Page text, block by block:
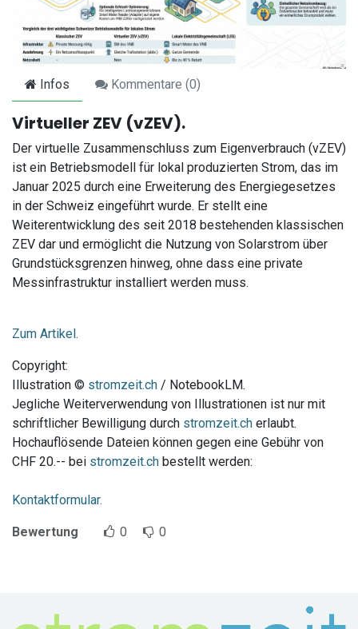
Infos Kommentare (0)
Virtueller ZEV (vZEV).
Der virtuelle Zusammenschluss zum Eigenverbrauch (vZEV)
ist ein Betriebsmodell für lokal produzierten Strom, das im
Januar 2025 durch eine Erweiterung des Energiegesetzes
in der Schweiz eingeführt wurde. Er stellt eine
Weiterentwicklung des seit 2018 bestehenden klassischen
ZEV dar und ermöglicht die Nutzung von Solarstrom über
Grundstücksgrenzen hinweg, ohne dass eine private
Messinfrastruktur installiert werden muss.
Zum Artikel.
Copyright:
Illustration © stromzeit.ch / NotebookLM.
Jegliche Weiterverwendung von Illustrationen ist nur mit
schriftlicher Bewilligung durch stromzeit.ch erlaubt.
Hochauflösende Dateien können gegen eine Gebühr von
CHF 20.-- bei stromzeit.ch bestellt werden:
Kontaktformular.
Bewertung 0 0